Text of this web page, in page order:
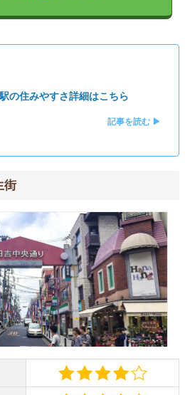
の住みやすさ詳細はこちら
記事を読む ▶
街